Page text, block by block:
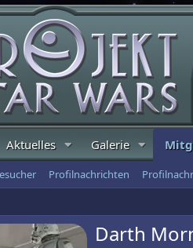
Aktuelles Galerie
Profilnachrichten
Darth